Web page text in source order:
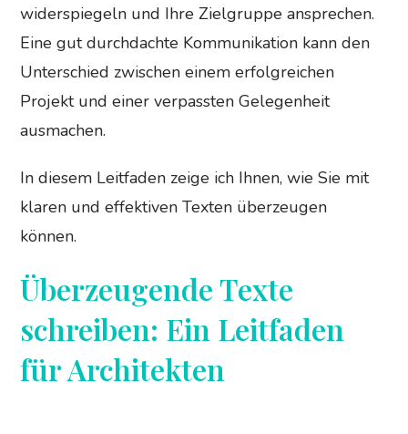
widerspiegeln und Ihre Zielgruppe ansprechen.
Eine gut durchdachte Kommunikation kann den
Unterschied zwischen einem erfolgreichen
Projekt und einer verpassten Gelegenheit
ausmachen.
In diesem Leitfaden zeige ich Ihnen, wie Sie mit
klaren und effektiven Texten überzeugen
können.
Überzeugende Texte
schreiben: Ein Leitfaden
für Architekten